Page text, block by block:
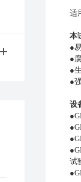
适
本
●
●
●
●
设
试